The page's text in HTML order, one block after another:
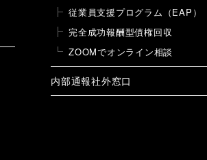
従業員支援プログラム（EAP）
完全成功報酬型債権回収
ZOOMでオンライン相談
内部通報社外窓口